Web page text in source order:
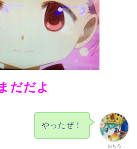
だだよ
おちろ
やったぜ！